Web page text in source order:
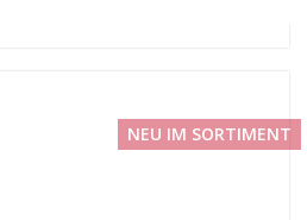
NEU IM SORTIMENT